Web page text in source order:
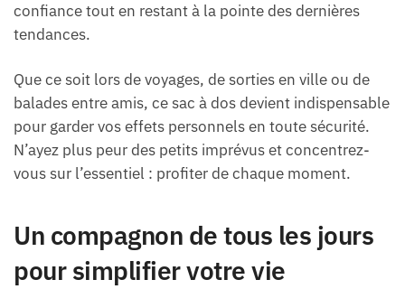
confiance tout en restant à la pointe des dernières
tendances.
Que ce soit lors de voyages, de sorties en ville ou de
balades entre amis, ce sac à dos devient indispensable
pour garder vos effets personnels en toute sécurité.
N’ayez plus peur des petits imprévus et concentrez-
vous sur l’essentiel : profiter de chaque moment.
Un compagnon de tous les jours
pour simplifier votre vie